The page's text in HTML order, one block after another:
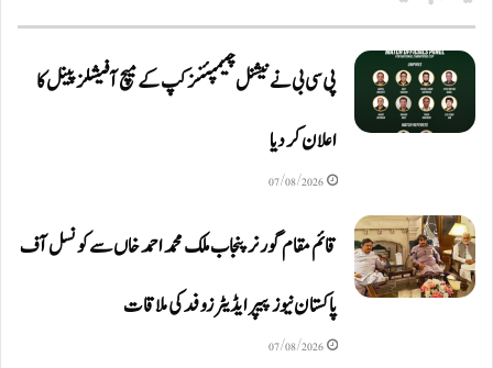
پی سی بی نے نیشنل چیمپئنز کپ کے میچ آفیشلز پینل کا
اعلان کر دیا
07/08/2026
قائم مقام گورنر پنجاب ملک محمد احمد خاں سے کونسل آف
پاکستان نیوز پیپر ایڈیٹرزوفد کی ملاقات
07/08/2026